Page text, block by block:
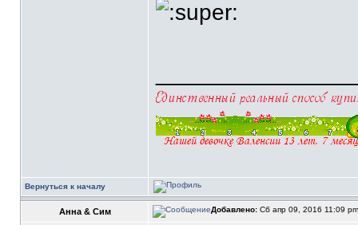
Вернуться к началу
Анна & Сим Добавлено: Сб апр 09, 2016 11:09